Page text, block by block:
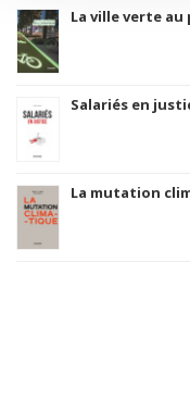
La ville verte au
Salariés en
La mutation